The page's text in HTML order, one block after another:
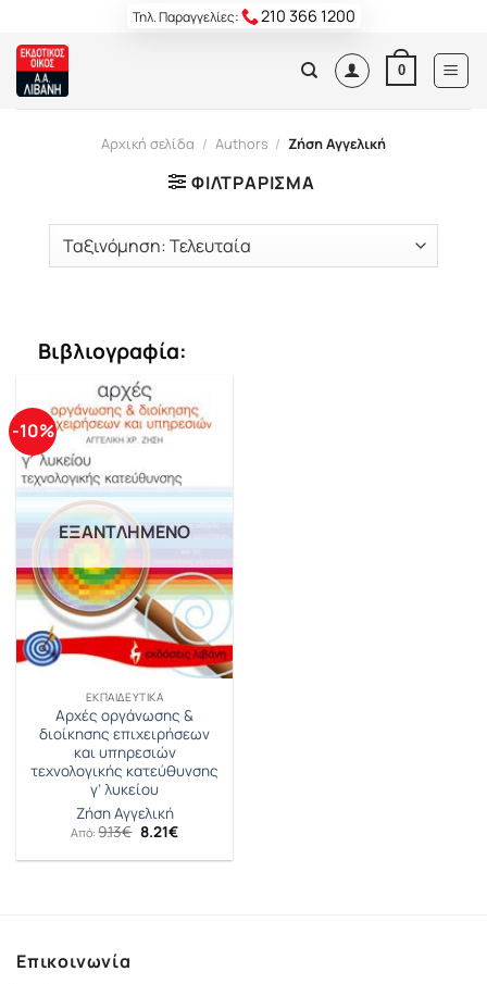
content
Τηλ. Παραγγελίες: 210 366 1200
0
Αρχική σελίδα / Authors / Ζήση Αγγελική
ΦΙΛΤΡΆΡΙΣΜΑ
Βιβλιογραφία:
-10%
ΕΞΑΝΤΛΗΜΈΝΟ
ΕΚΠΑΙΔΕΥΤΙΚΆ
Αρχές οργάνωσης &
διοίκησης επιχειρήσεων
και υπηρεσιών
τεχνολογικής κατεύθυνσης
γ’ λυκείου
Ζήση Αγγελική
Από:9.13€ Original
price
was:
8.21€Η
τιμή
Επικοινωνία